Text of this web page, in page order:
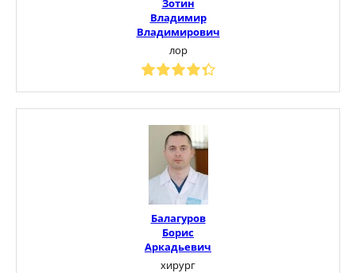
Зотин
Владимир
Владимирович
лор
Балагуров
Борис
Аркадьевич
хирург